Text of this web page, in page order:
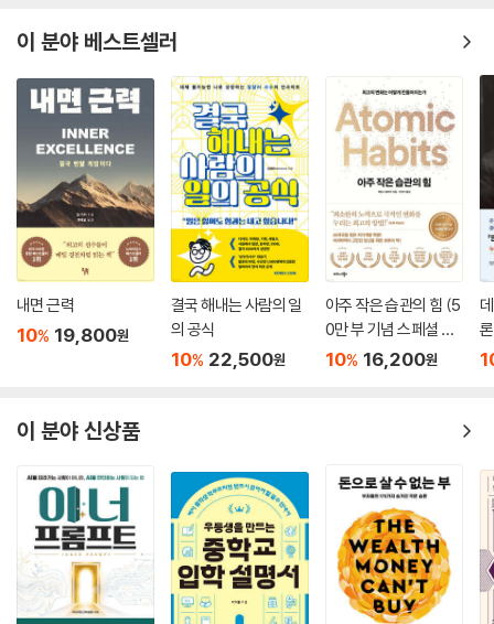
이 분야 베스트셀러
내면 근력
10% 19,800원
결국 해내는 사람의 일
의 공식
10% 22,500원
아주 작은 습관의 힘 (5
0만 부 기념 스페셜 에
디션)
10% 16,200원
이 분야 신상품